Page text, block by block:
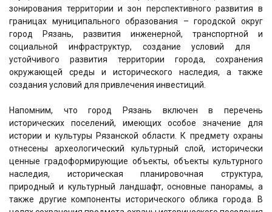
зонирования территории и зон перспективного развития в
границах муниципального образования – городской округ
город Рязань, развития инженерной, транспортной и
социальной инфраструктур, создание условий для
устойчивого развития территории города, сохранения
окружающей среды и исторического наследия, а также
создания условий для привлечения инвестиций.
Напомним, что город Рязань включен в перечень
исторических поселений, имеющих особое значение для
истории и культуры Рязанской области. К предмету охраны
отнесены археологический культурный слой, исторически
ценные градоформирующие объекты, объекты культурного
наследия, историческая планировочная структура,
природный и культурный ландшафт, основные панорамы, а
также другие компоненты исторического облика города. В